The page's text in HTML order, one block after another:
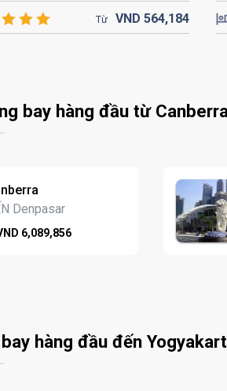
Từ VND 564,184
bay hàng đầu từ
Denpasar
6,089,856
hàng đầu đến